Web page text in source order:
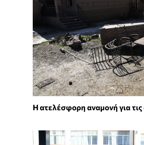
Η ατελέσφορη αναμονή για